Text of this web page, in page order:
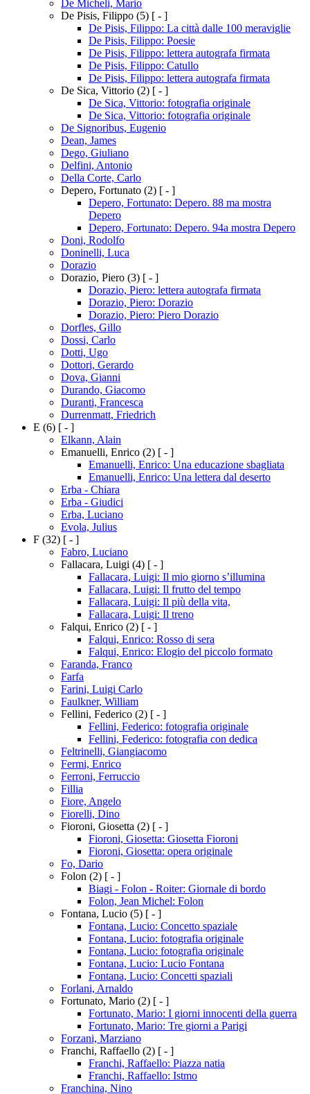
De Micheli, Mario
De Pisis, Filippo (5) [ - ]
De Pisis, Filippo: La città dalle 100 meraviglie
De Pisis, Filippo: Poesie
De Pisis, Filippo: lettera autografa firmata
De Pisis, Filippo: Catullo
De Pisis, Filippo: lettera autografa firmata
De Sica, Vittorio (2) [ - ]
De Sica, Vittorio: fotografia originale
De Sica, Vittorio: fotografia originale
De Signoribus, Eugenio
Dean, James
Dego, Giuliano
Delfini, Antonio
Della Corte, Carlo
Depero, Fortunato (2) [ - ]
Depero, Fortunato: Depero. 88 ma mostra
Depero
Depero, Fortunato: Depero. 94a mostra Depero
Doni, Rodolfo
Doninelli, Luca
Dorazio
Dorazio, Piero (3) [ - ]
Dorazio, Piero: lettera autografa firmata
Dorazio, Piero: Dorazio
Dorazio, Piero: Piero Dorazio
Dorfles, Gillo
Dossi, Carlo
Dotti, Ugo
Dottori, Gerardo
Dova, Gianni
Durando, Giacomo
Duranti, Francesca
Durrenmatt, Friedrich
E (6) [ - ]
Elkann, Alain
Emanuelli, Enrico (2) [ - ]
Emanuelli, Enrico: Una educazione sbagliata
Emanuelli, Enrico: Una lettera dal deserto
Erba - Chiara
Erba - Giudici
Erba, Luciano
Evola, Julius
F (32) [ - ]
Fabro, Luciano
Fallacara, Luigi (4) [ - ]
Fallacara, Luigi: Il mio giorno s’illumina
Fallacara, Luigi: Il frutto del tempo
Fallacara, Luigi: Il più della vita,
Fallacara, Luigi: Il treno
Falqui, Enrico (2) [ - ]
Falqui, Enrico: Rosso di sera
Falqui, Enrico: Elogio del piccolo formato
Faranda, Franco
Farfa
Farini, Luigi Carlo
Faulkner, William
Fellini, Federico (2) [ - ]
Fellini, Federico: fotografia originale
Fellini, Federico: fotografia con dedica
Feltrinelli, Giangiacomo
Fermi, Enrico
Ferroni, Ferruccio
Fillia
Fiore, Angelo
Fiorelli, Dino
Fioroni, Giosetta (2) [ - ]
Fioroni, Giosetta: Giosetta Fioroni
Fioroni, Giosetta: opera originale
Fo, Dario
Folon (2) [ - ]
Biagi - Folon - Roiter: Giornale di bordo
Folon, Jean Michel: Folon
Fontana, Lucio (5) [ - ]
Fontana, Lucio: Concetto spaziale
Fontana, Lucio: fotografia originale
Fontana, Lucio: fotografia originale
Fontana, Lucio: Lucio Fontana
Fontana, Lucio: Concetti spaziali
Forlani, Arnaldo
Fortunato, Mario (2) [ - ]
Fortunato, Mario: I giorni innocenti della guerra
Fortunato, Mario: Tre giorni a Parigi
Forzani, Marziano
Franchi, Raffaello (2) [ - ]
Franchi, Raffaello: Piazza natia
Franchi, Raffaello: Istmo
Franchina, Nino